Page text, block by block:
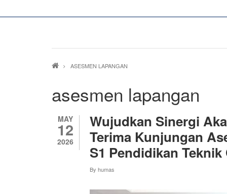
Breadcrumb
ASESMEN LAPANGAN
asesmen lapangan
MAY
12
2026
Wujudkan Sinergi
Terima Kunjungan
S1 Pendidikan
By humas